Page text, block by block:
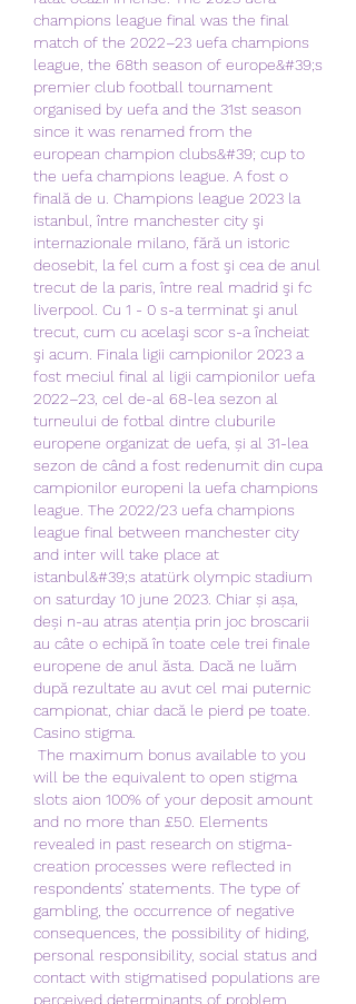
champions league final was the final
match of the 2022–23 uefa champions
league, the 68th season of europe&#39;s
premier club football tournament
organised by uefa and the 31st season
since it was renamed from the
european champion clubs&#39; cup to
the uefa champions league. A fost o
finală de u. Champions league 2023 la
istanbul, între manchester city şi
internazionale milano, fără un istoric
deosebit, la fel cum a fost şi cea de anul
trecut de la paris, între real madrid şi fc
liverpool. Cu 1 - 0 s-a terminat şi anul
trecut, cum cu acelaşi scor s-a încheiat
şi acum. Finala ligii campionilor 2023 a
fost meciul final al ligii campionilor uefa
2022–23, cel de-al 68-lea sezon al
turneului de fotbal dintre cluburile
europene organizat de uefa, și al 31-lea
sezon de când a fost redenumit din cupa
campionilor europeni la uefa champions
league. The 2022/23 uefa champions
league final between manchester city
and inter will take place at
istanbul&#39;s atatürk olympic stadium
on saturday 10 june 2023. Chiar și așa,
deși n-au atras atenția prin joc broscarii
au câte o echipă în toate cele trei finale
europene de anul ăsta. Dacă ne luăm
după rezultate au avut cel mai puternic
campionat, chiar dacă le pierd pe toate.
Casino stigma.
will be the equivalent to open stigma
slots aion 100% of your deposit amount
and no more than £50. Elements
revealed in past research on stigma-
creation processes were reflected in
respondents’ statements. The type of
gambling, the occurrence of negative
consequences, the possibility of hiding,
personal responsibility, social status and
contact with stigmatised populations are
perceived determinants of problem